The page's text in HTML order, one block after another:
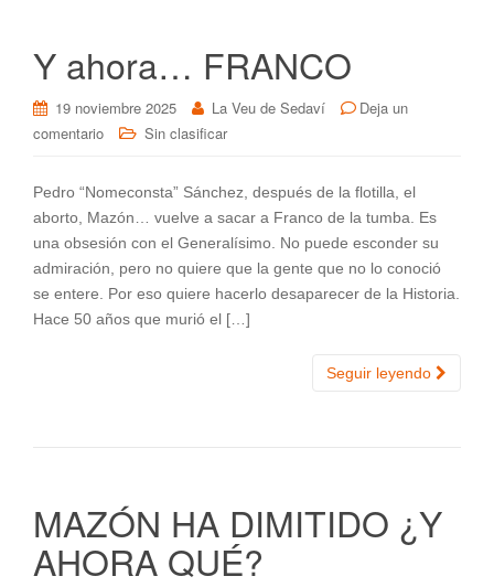
Y ahora… FRANCO
19 noviembre 2025 La Veu de Sedaví
Deja un
comentario
Sin clasificar
Pedro “Nomeconsta” Sánchez, después de la flotilla, el
aborto, Mazón… vuelve a sacar a Franco de la tumba. Es
una obsesión con el Generalísimo. No puede esconder su
admiración, pero no quiere que la gente que no lo conoció
se entere. Por eso quiere hacerlo desaparecer de la Historia.
Hace 50 años que murió el […]
Seguir leyendo
MAZÓN HA DIMITIDO ¿Y
AHORA QUÉ?